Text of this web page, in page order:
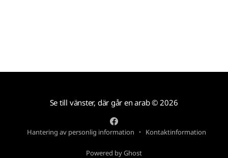
Se till vänster, där går en arab© 2026
Hantering av personlig information Kontaktinformation
Powered by Ghost